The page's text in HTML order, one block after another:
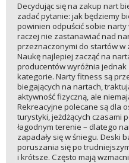
Decydując się na zakup nart
zadać pytanie: jak będziemy
powinien odpuścić sobie
raczej nie zastanawiać nad
przeznaczonymi do startów w
Naukę najlepiej zacząć na
producentów wyróżnia jednak
kategorie. Narty fitness są
biegających na nartach,
aktywność fizyczną, ale
Rekreacyjne polecane są dla
turystyki, jeżdżących czasami
łagodnym terenie – dlatego
zapadały się w śniegu. Deski
poruszania się po
i krótsze. Często mają